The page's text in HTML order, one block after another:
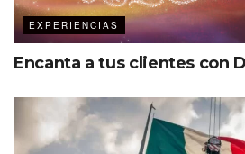
liberarán a los hoteleros de
«La automatización
predecibles y
retiren sus manos del
EXPERIENCIAS
Encanta a tus clientes con